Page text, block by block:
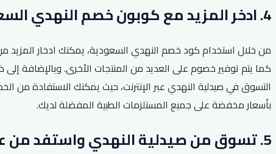
4. ادخر المزيد مع كوبون خصم النهدي السعودية.
من خلال استخدام كود خصم النهدي السعودية، يمكنك ادخار المزيد
التسوق في صيدلية النهدي عبر الإنترنت، حيث يمكنك الاستفادة
بأسعار مخفضة على جميع المستلزمات الطبية المفضلة لديك.
5. تسوق من صيدلية النهدي واستفد من عروض اشتر واحد واحصل على الآخر.